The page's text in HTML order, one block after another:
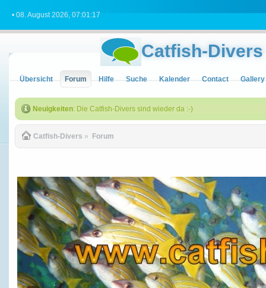
• 08. August 2026, 07:01:17
Catfish-Divers
Übersicht Forum Hilfe Suche Kalender Contact Gallery
Neuigkeiten: Die Catfish-Divers sind wieder da :-)
Catfish-Divers » Forum